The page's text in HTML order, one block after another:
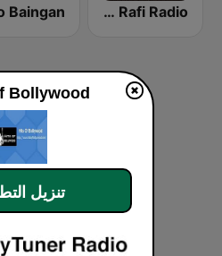
Mohammed Rafi Radio
Bollywood
تنزيل